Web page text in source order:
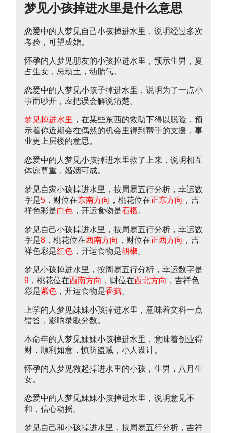
梦见小孩掉进水里是什么意思
恋爱中的人梦见自己小孩掉进水里，说明经过多次
考验，可望成婚。
怀孕的人梦见朋友的小孩掉进水里，预示生男，夏
占生女，忌动土，动胎气。
恋爱中的人梦见小孩子掉进水里，说明为了一点小
事而吵开，应把误会解说清楚。
梦见掉进水里 ，在某些东西的救助下得以脱险，预
示着你近期会在偶然的机会里得到帮手的支援，事
业更上层楼的意思。
恋爱中的人梦见小孩掉进水里救了上来，说明相互
体谅尊重，婚姻可成。
梦见自家小孩掉进水里，按周易五行分析，幸运数
字是5 ，财位在东南方向 ，桃花位在正东方向 ，吉
祥色彩是白色 ，开运食物是石榴。
梦见自己小孩掉进水里，按周易五行分析，幸运数
字是8 ，桃花位在西南方向 ，财位在正西方向 ，吉
祥色彩是红色 ，开运食物是胡椒。
梦见小孩掉进水里，按周易五行分析，幸运数字是
9 ，桃花位在西南方向 ，财位在西北方向 ，吉祥色
彩是紫色 ，开运食物是香菇。
上学的人梦见妹妹小孩掉进水里，意味着文科一点
错答，影响录取分数。
本命年的人梦见妹妹小孩掉进水里，意味着创业得
财，顺利如意，慎防盗贼，小人设计。
怀孕的人梦见救起掉进水里的小孩，生男，八月生
女。
恋爱中的人梦见妹妹小孩掉进水里，说明意见不
和，信心动摇。
梦见自己和小孩掉进水里，按周易五行分析，吉祥